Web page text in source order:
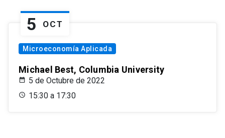
5 OCT
Microeconomía Aplicada
Michael Best, Columbia University
5 de Octubre de 2022
15:30 a 17:30